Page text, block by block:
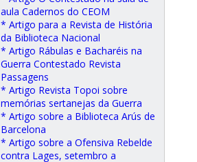
aula Cadernos do CEOM
* Artigo para a Revista de História
da Biblioteca Nacional
* Artigo Rábulas e Bacharéis na
Guerra Contestado Revista
Passagens
* Artigo Revista Topoi sobre
memórias sertanejas da Guerra
* Artigo sobre a Biblioteca Arús de
Barcelona
* Artigo sobre a Ofensiva Rebelde
contra Lages, setembro a